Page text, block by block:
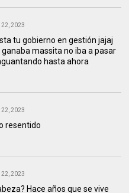
22, 2023
tu gobierno en gestión jajaj
massita no iba a pasar
hasta ahora
22, 2023
resentido
22, 2023
Hace años que se vive